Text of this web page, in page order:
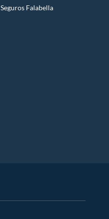
Seguros Falabella